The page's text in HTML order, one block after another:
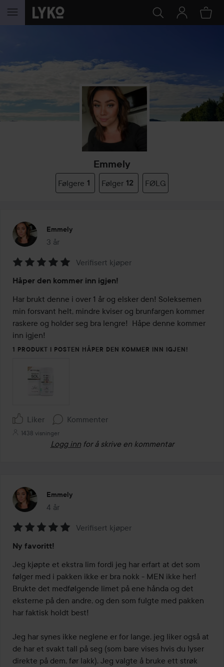
GÅ TIL INNHOLD
Emmely
Følgere 1 Følger 12 FØLG
Emmely
3 år
Innlegget ble opprettet 3 år
5
av
5
Verifisert kjøper
Håper den kommer inn igjen!
Har brukt denne i over 1 år og elsker den! Soleksemen
min forsvant helt, mindre kviser og brunfargen kommer
raskere og holder seg bra lengre!  Håpe denne kommer
inn igjen!
1 PRODUKT I POSTEN HÅPER DEN KOMMER INN IGJEN!
Liker Kommenter
1438 visninger
Logg inn for å skrive en kommentar
Emmely
4 år
Innlegget ble opprettet 4 år
5
av
5
Verifisert kjøper
Ny favoritt!
Jeg kjøpte et ekstra lim fordi jeg har erfart at det som
følger med i pakken ikke er bra nokk - MEN ikke her!
Brukte det medfølgende limet på ene hånda og det
eksterne på den andre, og den som fulgte med pakken
har faktisk holdt best!
Jeg har synes ikke neglene er for lange, jeg liker også at
de har et svakt tall på seg (som bare vises hvis du lyser
direkte på dem, før lakk). Jeg valgte å bruke ett strøk